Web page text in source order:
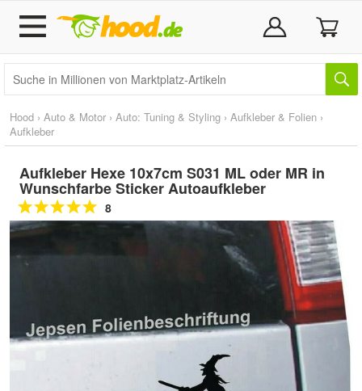
Hood › Auto & Motor › Auto: Tuning & Styling › Aufkleber & Folien ›
Aufkleber
Aufkleber Hexe 10x7cm S031 ML oder MR in
Wunschfarbe Sticker Autoaufkleber
8